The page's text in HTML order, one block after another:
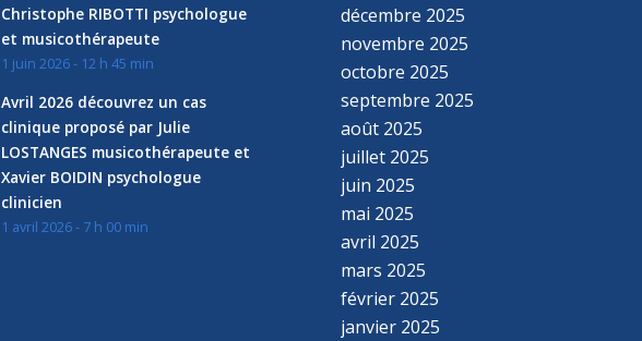
Christophe RIBOTTI psychologue
et musicothérapeute
1 juin 2026 - 12 h 45 min
Avril 2026 découvrez un cas
clinique proposé par Julie
LOSTANGES musicothérapeute et
Xavier BOIDIN psychologue
clinicien
1 avril 2026 - 7 h 00 min
décembre 2025
novembre 2025
octobre 2025
septembre 2025
août 2025
juillet 2025
juin 2025
mai 2025
avril 2025
mars 2025
février 2025
janvier 2025